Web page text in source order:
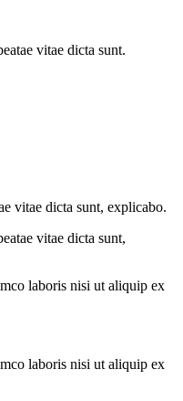
vitae dicta sunt.
vitae dicta sunt, explicabo.
vitae dicta sunt,
laboris nisi ut aliquip ex
laboris nisi ut aliquip ex